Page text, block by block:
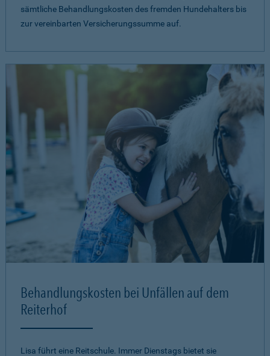
sämtliche Behandlungskosten des fremden Hundehalters bis
zur vereinbarten Versicherungssumme auf.
Behandlungskosten bei Unfällen auf dem
Reiterhof
Lisa führt eine Reitschule. Immer Dienstags bietet sie